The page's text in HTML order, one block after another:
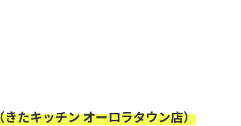
たキッチン オーロラタウン店）